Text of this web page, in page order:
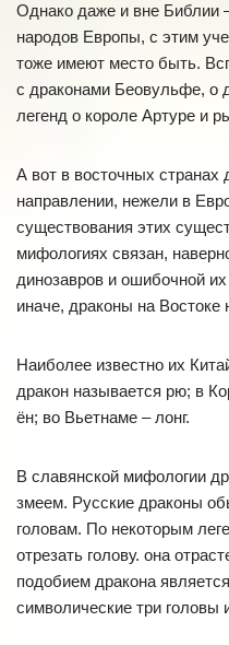
Однако даже и вне Библии
народов Европы, с этим
тоже имеют место быть.
с драконами Беовульфе, о
легенд о короле Артуре и
А вот в восточных
направлении, нежели в
существования этих
мифологиях связан,
динозавров и ошибочной
иначе, драконы на
Наиболее известно их
дракон называется рю; в
ён; во Вьетнаме – лонг.
В славянской мифологии
змеем. Русские драконы
головам. По некоторым
отрезать голову. она
подобием дракона
символические три